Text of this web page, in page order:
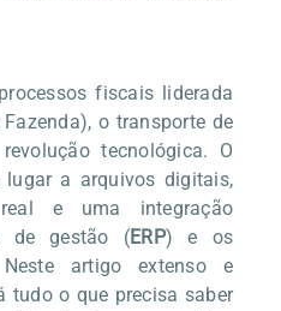
fiscais liderada
o transporte de
tecnológica. O
a arquivos digitais,
e uma integração
de gestão (ERP) e os
artigo extenso e
tudo o que precisa saber